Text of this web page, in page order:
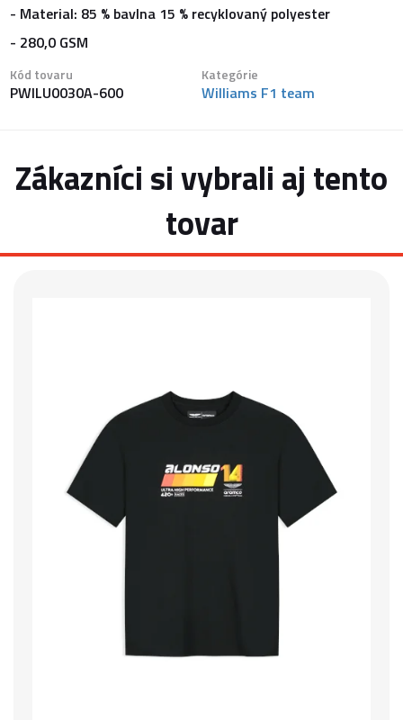
- Material: 85 % bavlna 15 % recyklovaný polyester
- 280,0 GSM
Kód tovaru
PWILU0030A-600
Kategórie
Williams F1 team
Zákazníci si vybrali aj tento
tovar